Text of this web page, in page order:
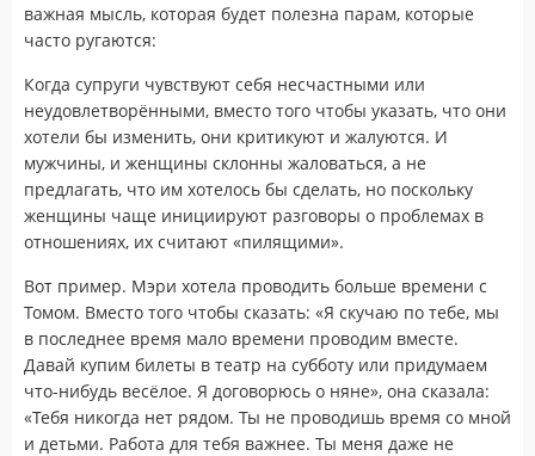
важная мысль, которая будет полезна парам, которые
часто ругаются:
Когда супруги чувствуют себя несчастными или
неудовлетворёнными, вместо того чтобы указать, что они
хотели бы изменить, они критикуют и жалуются. И
мужчины, и женщины склонны жаловаться, а не
предлагать, что им хотелось бы сделать, но поскольку
женщины чаще инициируют разговоры о проблемах в
отношениях, их считают «пилящими».
Вот пример. Мэри хотела проводить больше времени с
Томом. Вместо того чтобы сказать: «Я скучаю по тебе, мы
в последнее время мало времени проводим вместе.
Давай купим билеты в театр на субботу или придумаем
что-нибудь весёлое. Я договорюсь о няне», она сказала:
«Тебя никогда нет рядом. Ты не проводишь время со мной
и детьми. Работа для тебя важнее. Ты меня даже не